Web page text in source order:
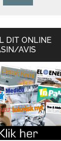
DIT ONLINE
AVIS